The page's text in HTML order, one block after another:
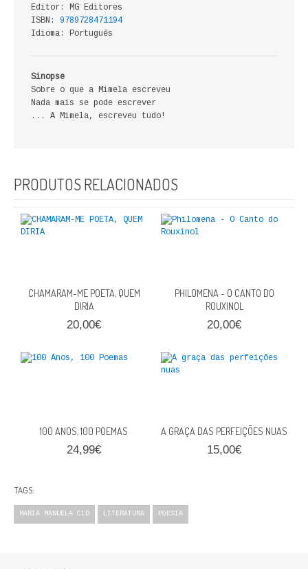
COLEÇÃO PONTO DE INTERROGAÇÃO
COLEÇÃO PONTO E VÍRGULA
HISTÓRIA DE PORTUGAL
BIOGRAFIA
FICÇÃO E ROMANCE
Editor: MG Editores
ISBN: 9789728471194
Idioma: Português
Sinopse
Sobre o que a Mimela escreveu
Nada mais se pode escrever
... A Mimela, escreveu tudo!
PRODUTOS RELACIONADOS
CHAMARAM-ME POETA, QUEM
DIRIA
20,00€
PHILOMENA - O CANTO DO
ROUXINOL
20,00€
100 ANOS, 100 POEMAS
24,99€
A GRAÇA DAS PERFEIÇÕES NUAS
15,00€
TAGS:
MARIA MANUELA CID LITERATURA POESIA